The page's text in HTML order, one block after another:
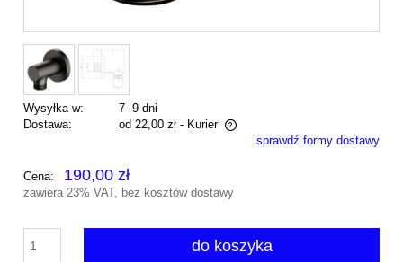
Wysyłka w:
7 -9 dni
Dostawa:
od 22,00 zł - Kurier
Cena nie zawiera ewentualnych kosztów płatnościsprawdź formy dostawy
Cena: 190,00 zł
zawiera 23% VAT, bez kosztów dostawy
do koszyka